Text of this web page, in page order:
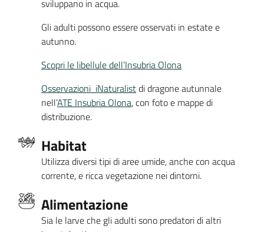
sviluppano in acqua.
Gli adulti possono essere osservati in estate e
autunno.
Scopri le libellule dell’Insubria Olona
Osservazioni iNaturalistdi dragone autunnale
nell’ATE Insubria Olona, con foto e mappe di
distribuzione.
Habitat
Utilizza diversi tipi di aree umide, anche con acqua
corrente, e ricca vegetazione nei dintorni.
Alimentazione
Sia le larve che gli adulti sono predatori di altri